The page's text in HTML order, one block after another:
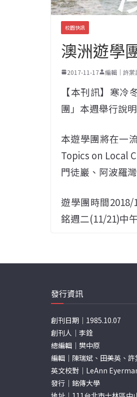
校園快訊
澳洲遊學
2017-11-17 編輯｜許棠
【本刊訊】寒
團」本週舉行說
本遊學團將在一
Topics on Local
門徒巖、阿波羅
遊學團時間
銘週二(11/21)中
發行資訊
創刊日期｜1985.10.07
創刊人｜李銓
總編輯｜樊中原
編輯｜陳瑞斌、田美英、許
英文校對｜LeAnn
發行｜銘傳大學